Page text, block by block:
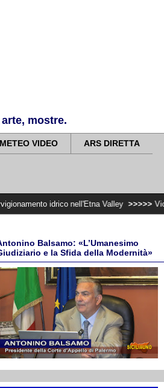
mostre.
METEO VIDEO ARS DIRETTA
nell'Etna Valley >>>>> Violenza di
Balsamo: «L’Umanesimo
e la Sfida della Modernità»